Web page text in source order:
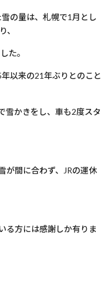
の量は、札幌で1 月とし
、
た。
年以来の21年ぶりとのこと
雪かきをし、車も2度スタ
間に合わず、 JRの運休
る方には感謝しか有りま